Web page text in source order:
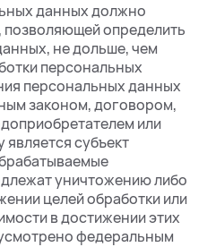
данных должно
определить
не дольше, чем
персональных
персональных данных
законом, договором,
или
субъект
уничтожению либо
целей обработки или
в достижении этих
федеральным